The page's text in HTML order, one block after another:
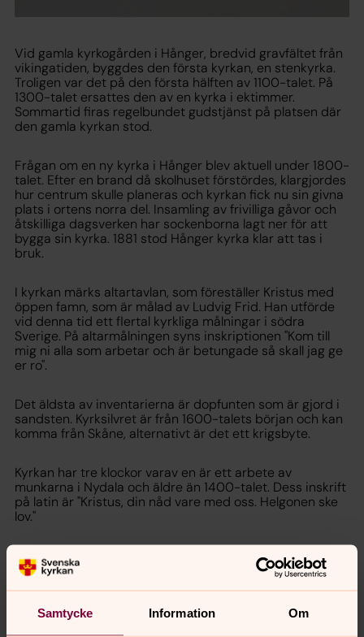
Samtycke Information Om
Vid gamla kyrkogården i Hånger, bredvid gravfältet från
vikingatiden, byggdes den första kyrkan, en stenkyrka.
Troligen var det på den första hälften av 1100-talet. På
1300-talet ersattes den av en kyrka i ektimmer.
Sommartid firas regelbundet gudstjänst på platsen där
den gamla kyrkan stod.
Frågan om en ny kyrka i Hånger blev aktuell under 1800-
talet. Efter en brand då skolhuset förstördes, klargjordes
hur centrum skulle planeras och kyrkan fick nu sin givna
plats i ortens norra del. Insamling av frivilliga gåvor och
åtskilliga dagsverken har sockenborna lagt ner för att
bygga sin kyrka. 1881 stod Hånger kyrka klar att tas i
bruk.
I kyrkan märks altartavlan, som föreställer Kristus med
öppen famn, som är målad av Ludvig Frid. Han utförde
vid denna tid ett flertal kyrkliga målningar i södra
Sverige. På altarmålningen syns inskriptionen "Kom till
mig ni alla som arbetar och är betungade så skall jag ge
er ro".
Det äldsta av inventarierna är dopfunten som är gjord i
sandsten. Kyrksilvret är från 1600-talets början och kan
komma från Skåne, alternativt är det ett krigsbyte.
Kyrkan har tre klockor varav en är ett arbete av
munkarna i Nydala och äldre än 1400-talet. Dess inskrift
på latin är "Kristus, din nåd vare med oss. Helgonen ske
lov."
Kyrkans brudkrona är av förgyllt silver och från 1700-
talet.
.